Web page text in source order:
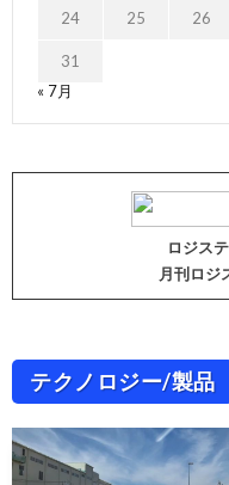
24 25 26
31
« 7月
ロジス
月刊ロジ
テクノロジー/製品